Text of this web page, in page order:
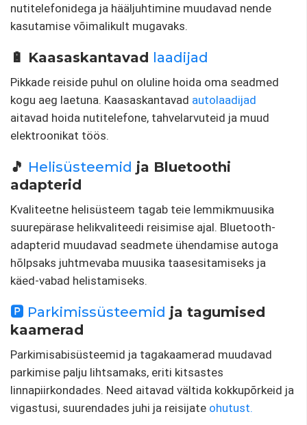
nutitelefonidega ja hääljuhtimine muudavad nende
kasutamise võimalikult mugavaks.
🔋 Kaasaskantavad laadijad
Pikkade reiside puhul on oluline hoida oma seadmed
kogu aeg laetuna. Kaasaskantavad autolaadijad
aitavad hoida nutitelefone, tahvelarvuteid ja muud
elektroonikat töös.
🎵 Helisüsteemid ja Bluetoothi ​​
adapterid
Kvaliteetne helisüsteem tagab teie lemmikmuusika
suurepärase helikvaliteedi reisimise ajal. Bluetooth-
adapterid muudavad seadmete ühendamise autoga
hõlpsaks juhtmevaba muusika taasesitamiseks ja
käed-vabad helistamiseks.
🅿️ Parkimissüsteemid ja tagumised
kaamerad
Parkimisabisüsteemid ja tagakaamerad muudavad
parkimise palju lihtsamaks, eriti kitsastes
linnapiirkondades. Need aitavad vältida kokkupõrkeid ja
vigastusi, suurendades juhi ja reisijate ohutust.